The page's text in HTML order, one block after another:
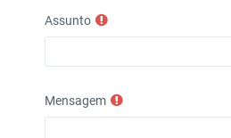
Assunto
Mensagem